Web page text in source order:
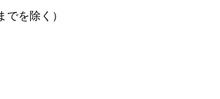
を除く）